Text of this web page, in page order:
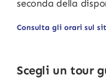
seconda della
Consulta gli orari sul
Scegli un tour